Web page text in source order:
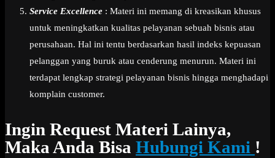
Service Excellence : Materi ini memang di kreasikan khusus
untuk meningkatkan kualitas pelayanan sebuah bisnis atau
perusahaan. Hal ini tentu berdasarkan hasil indeks kepuasan
pelanggan yang buruk atau cenderung menurun. Materi ini
terdapat lengkap strategi pelayanan bisnis hingga menghadapi
komplain customer.
Ingin Request Materi Lainya,
Maka Anda Bisa Hubungi Kami !